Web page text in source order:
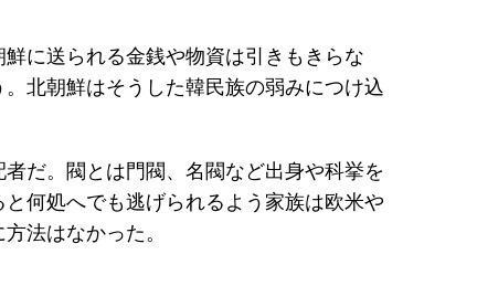
に送られる金銭や物資は引きもきらな
北朝鮮はそうした韓民族の弱みにつけ込
だ。閥とは門閥、名閥など出身や科挙を
何処へでも逃げられるよう家族は欧米や
法はなかった。